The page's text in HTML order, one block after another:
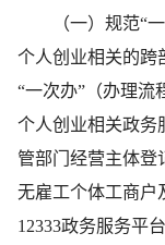
（一）规范“一
个人创业相关的跨
“一次办”（办理流
个人创业相关政务
管部门经营主体登
无雇工个体工商户
12333政务服务平